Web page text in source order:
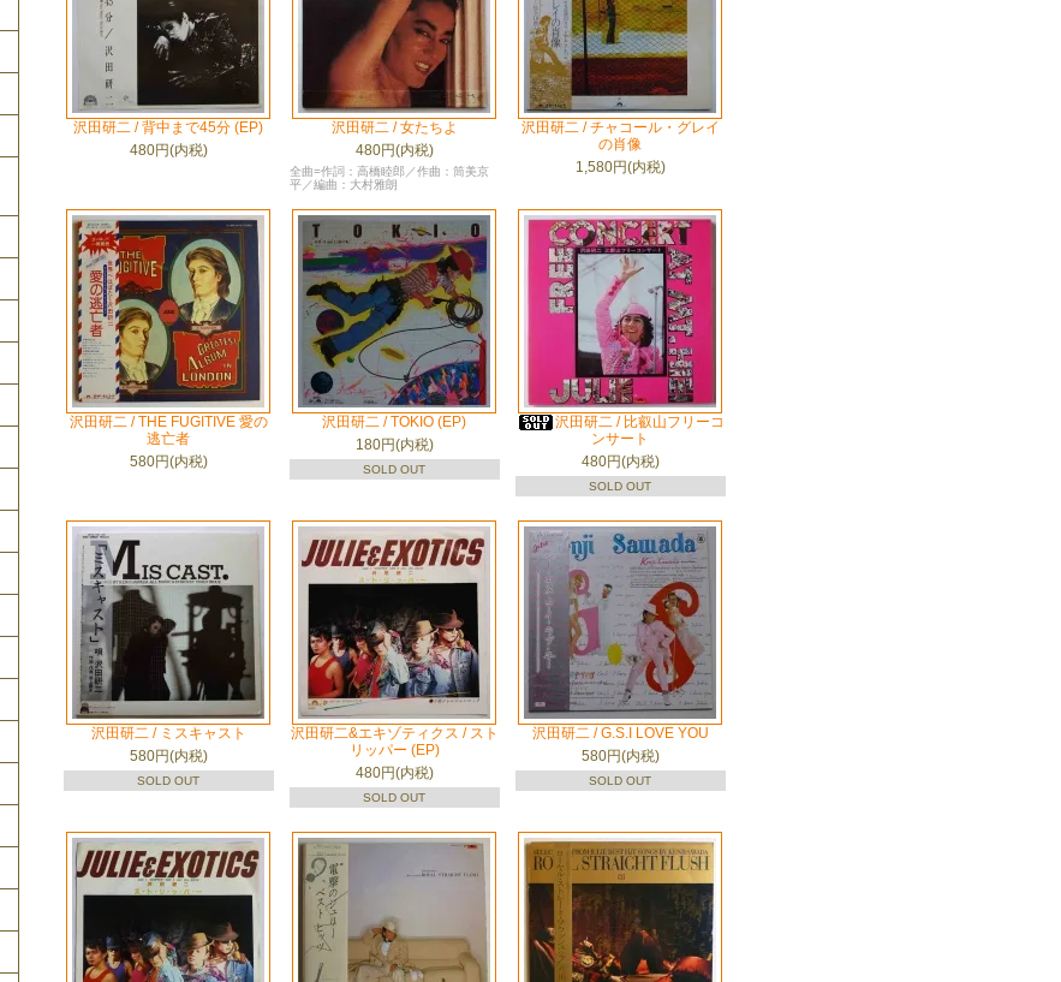
沢田研二 / 背中まで45分 (EP)
480円(内税)
沢田研二 / 女たちよ
480円(内税)
全曲=作詞：高橋睦郎／作曲：筒美京
平／編曲：大村雅朗
沢田研二 / チャコール・グレイ
の肖像
1,580円(内税)
沢田研二 / THE FUGITIVE 愛の
逃亡者
580円(内税)
沢田研二 / TOKIO (EP)
180円(内税)
SOLD OUT
沢田研二 / 比叡山フリーコ
ンサート
480円(内税)
SOLD OUT
沢田研二 / ミスキャスト
580円(内税)
SOLD OUT
沢田研二&エキゾティクス / スト
リッパー (EP)
480円(内税)
SOLD OUT
沢田研二 / G.S.I LOVE YOU
580円(内税)
SOLD OUT